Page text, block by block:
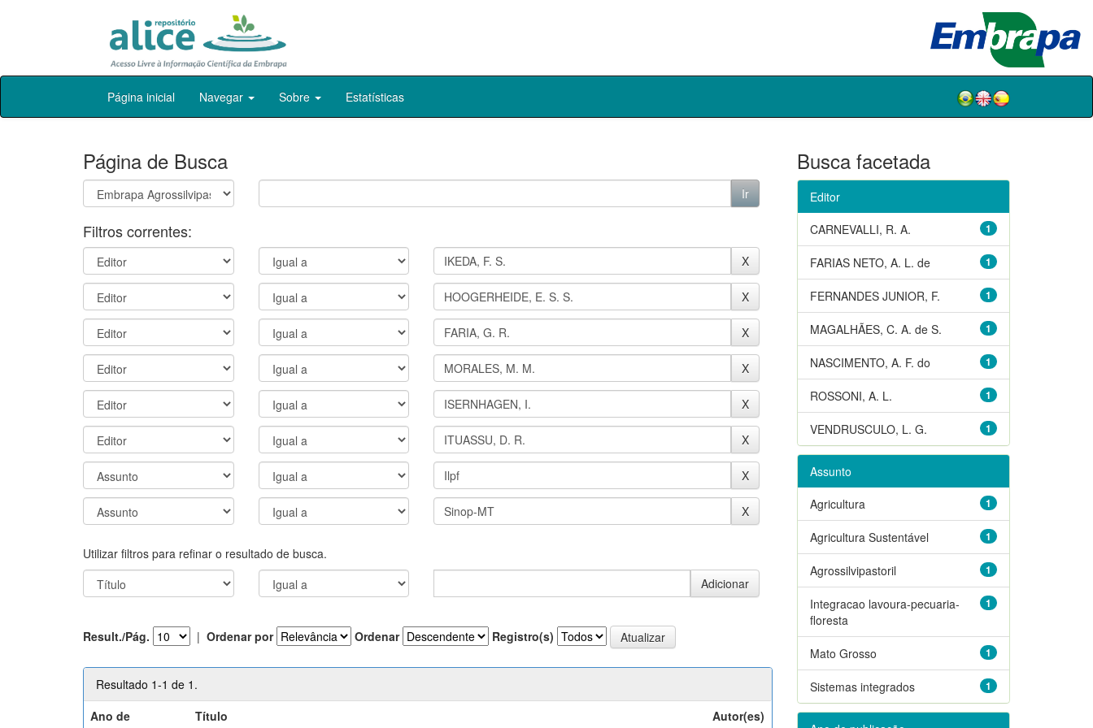
Skip
Página inicial Navegar Sobre Estatísticas
Página de Busca
Filtros correntes:
Utilizar filtros para refinar o resultado de busca.
Result./Pág. | Ordenar por Ordenar Registro(s)
Resultado 1-1 de 1.
Ano de
Título Autor(es)
Busca facetada
Editor
1
CARNEVALLI, R. A.
1
FARIAS NETO, A. L. de
1
FERNANDES JUNIOR, F.
1
MAGALHÃES, C. A. de S.
1
NASCIMENTO, A. F. do
1
ROSSONI, A. L.
1
VENDRUSCULO, L. G.
Assunto
1
Agricultura
1
Agricultura Sustentável
1
Agrossilvipastoril
1
Integracao lavoura-pecuaria-
floresta
1
Mato Grosso
1
Sistemas integrados